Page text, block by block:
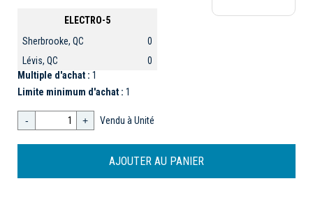
ELECTRO-5
Sherbrooke, QC
0
Lévis, QC
0
Multiple d'achat : 1
Limite minimum d'achat : 1
- + Vendu à Unité